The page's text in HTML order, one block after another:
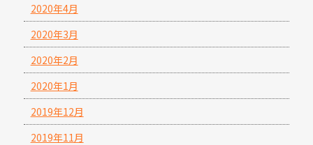
2020年4月
2020年3月
2020年2月
2020年1月
2019年12月
2019年11月